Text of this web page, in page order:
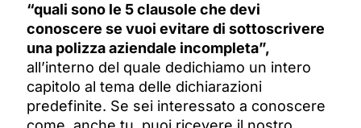
“quali sono le 5 clausole che devi
conoscere se vuoi evitare di sottoscrivere
una polizza aziendale incompleta”,
all’interno del quale dedichiamo un intero
capitolo al tema delle dichiarazioni
predefinite. Se sei interessato a conoscere